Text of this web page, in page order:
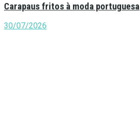
Carapaus fritos à moda portuguesa
30/07/2026